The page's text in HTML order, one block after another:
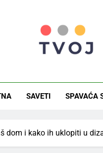
SAVETI SPAVAĆA
dom i kako ih uklopiti u